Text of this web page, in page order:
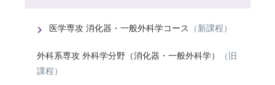
医学専攻 消化器・一般外科学コース （新課程）
外科系専攻 外科学分野（消化器・一般外科学）
（旧
課程）